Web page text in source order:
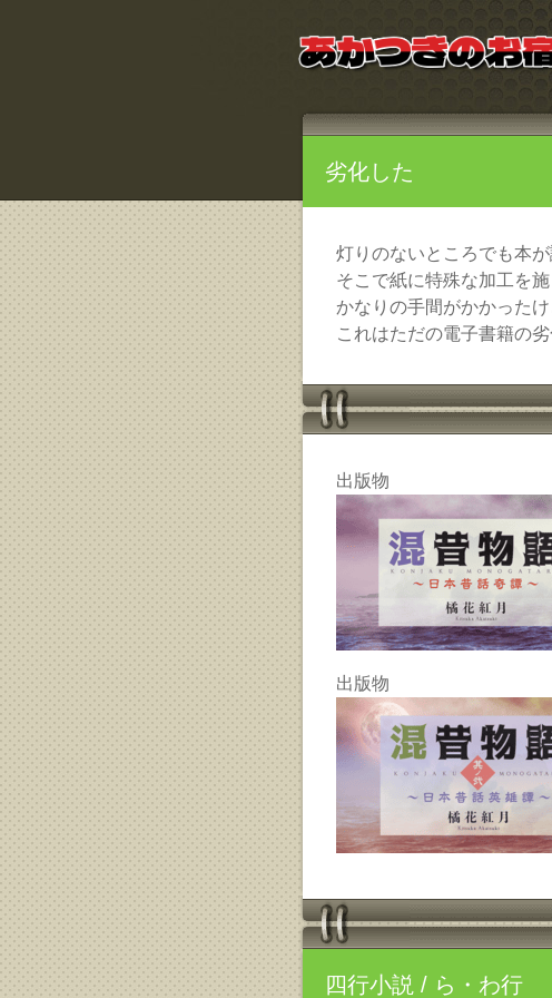
劣化した
灯りのないところでも本
そこで紙に特殊な加工を
かなりの手間がかかった
これはただの電子書籍の劣
出版物
出版物
四行小説 / ら・わ行